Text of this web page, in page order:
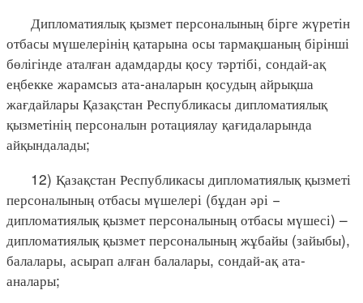
Дипломатиялық қызмет персоналының бірге жүретін
отбасы мүшелерінің қатарына осы тармақшаның бірінші
бөлігінде аталған адамдарды қосу тәртібі, сондай-ақ
еңбекке жарамсыз ата-аналарын қосудың айрықша
жағдайлары Қазақстан Республикасы дипломатиялық
қызметінің персоналын ротациялау қағидаларында
айқындалады;
12) Қазақстан Республикасы дипломатиялық қызметі
персоналының отбасы мүшелері (бұдан әрі −
дипломатиялық қызмет персоналының отбасы мүшесі) –
дипломатиялық қызмет персоналының жұбайы (зайыбы),
балалары, асырап алған балалары, сондай-ақ ата-
аналары;